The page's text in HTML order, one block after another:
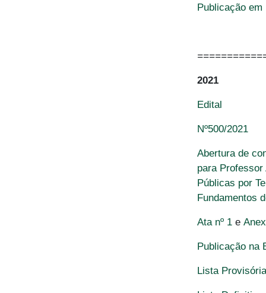
Publicação
2021
Edital
Nº500/2021
Abertura de
para Professor
Públicas por
Fundamentos
Ata nº 1 e
Publicação na
Lista